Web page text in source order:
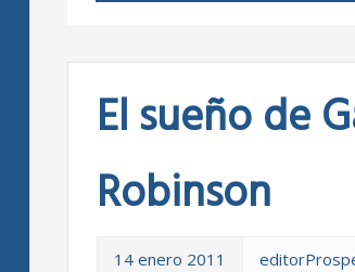
El sueño de
Robinson
14 enero 2011